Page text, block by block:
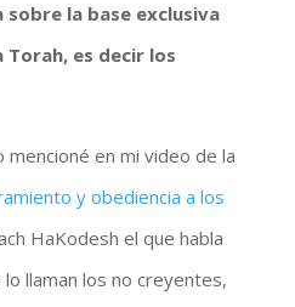
sobre la base exclusiva
Torah, es decir los
mencioné en mi video de la
y obediencia a los
HaKodesh el que habla
llaman los no creyentes,